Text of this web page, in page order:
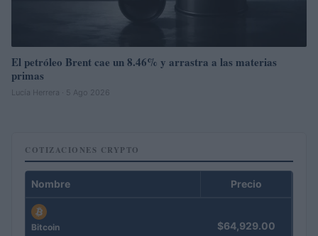
El petróleo Brent cae un 8.46% y arrastra a las materias
primas
Lucía Herrera · 5 Ago 2026
COTIZACIONES CRYPTO
Nombre Precio
Bitcoin $64,929.00